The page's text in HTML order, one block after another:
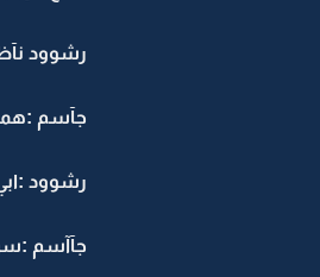
رشوود
جآسم
رشوود
جآآسم